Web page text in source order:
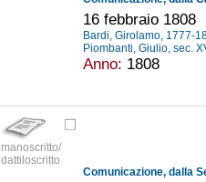
16 febbraio 1808
Bardi, Girolamo, 1777-
Piombanti, Giulio, sec.
Anno: 1808
manoscritto/
dattiloscritto